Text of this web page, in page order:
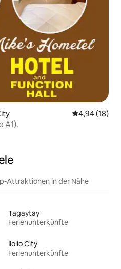
4,94 (18)
A1).
Attraktionen in der Nähe
Tagaytay
Ferienunterkünfte
Iloilo City
Ferienunterkünfte